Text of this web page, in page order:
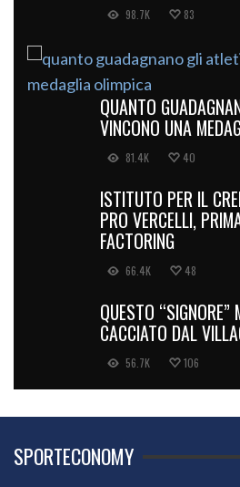
98.7K 83
QUANTO
VINCONO UNA
81.4K 40
ISTITUTO PER IL
PRO VERCELLI,
FACTORING
66.4K 48
QUESTO “SIGNORE”
CACCIATO DAL
56.7K 106
SPORTECONOMY